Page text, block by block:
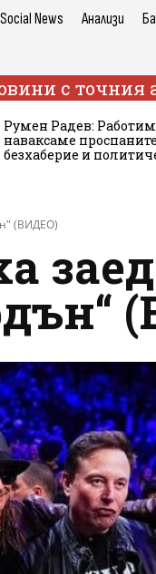
Social News Анализи
с точния
Румен Радев:
наваксаме
безхаберие и
(ВИДЕО)